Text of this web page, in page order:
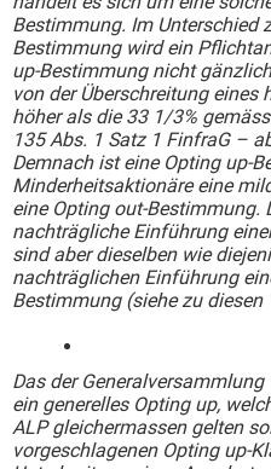
Bestimmung. Im Unterschied
Bestimmung wird ein
up-Bestimmung nicht
von der Überschreitung eines
höher als die 33 1/3%
135 Abs. 1 Satz 1 FinfraG –
Demnach ist eine Opting up-
Minderheitsaktionäre eine
eine Opting out-Bestimmung.
nachträgliche Einführung
sind aber dieselben wie
nachträglichen Einführung
Bestimmung (siehe zu diesen
Das der
ein generelles Opting up,
ALP gleichermassen gelten
vorgeschlagenen Opting up-